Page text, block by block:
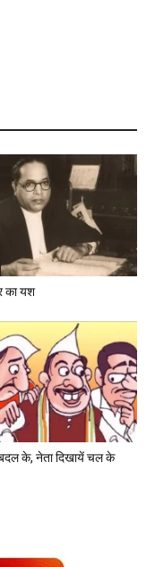
का यश
के, नेता दिखायें चल के